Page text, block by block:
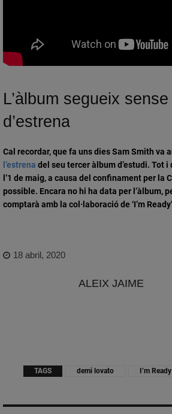
L’àlbum segueix
d’estrena
Cal recordar, que fa uns dies Sam Smith va
l’estrena del seu tercer àlbum d’estudi. Tot
l’1 de maig, a causa del confinament per la
possible. Encara no hi ha data per l’àlbum,
comptarà amb la col·laboració de ‘I’m Ready
18 abril, 2020
ALEIX JAIME
TAGS demi lovato I’m Ready